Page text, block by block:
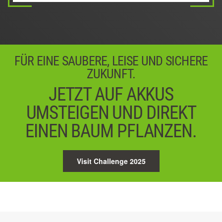
FÜR EINE SAUBERE, LEISE UND SICHERE
ZUKUNFT.
JETZT AUF AKKUS
UMSTEIGEN UND DIREKT
EINEN BAUM PFLANZEN.
Visit Challenge 2025